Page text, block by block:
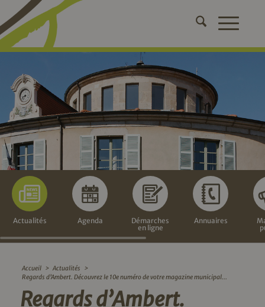
Actualités Agenda
Démarches
en ligne
Annuaires
Accueil > Actualités
>
Regards d’Ambert. Découvrez le 10e numéro de votre magazine municipal...
Regards d’Ambert.